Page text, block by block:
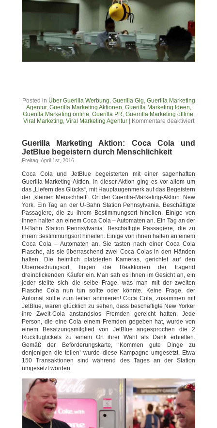
Posted in Über Guerilla Werbung, Guerilla Gig, Guerilla Marketing
Agentur, Guerilla Marketing Aktionen, Guerilla Marketing Ideen,
Guerilla Marketing online, Guerilla PR, Guerrilla Marketing offline,
Viral Marketing, Viral Marketing Agentur| Kommentare deaktiviert
Guerilla Marketing Aktion: Coca Cola und
JetBlue begeistern durch Menschlichkeit
Freitag, April 1st, 2016
Coca Cola und JetBlue begeisterten mit einer sagenhaften
Guerilla-Marketing-Aktion. In dieser Aktion ging es vor allem um
das „Liefern des Glücks“, mit Hauptaugenmerk auf das Begeistern
der „kleinen Menschheit”. Ort der Guerilla-Marketing-Aktion: New
York. Ein Tag an der U-Bahn Station Pennsylvania. Beschäftigte
Passagiere, die zu ihrem Bestimmungsort hineilen. Einige von
ihnen halten an einem Coca Cola – Automaten an. Ein Tag an der
U-Bahn Station Pennsylvania. Beschäftigte Passagiere, die zu
ihrem Bestimmungsort hineilen. Einige von ihnen halten an einem
Coca Cola – Automaten an. Sie tasten nach einer Coca Cola
Flasche, als sie überraschend zwei Coca Colas in den Händen
halten. Die heimlich platzierten Kameras, gerichtet auf den
Überraschungsort, fingen die Reaktionen der fragend
dreinblickenden Käufer ein. Man sah es ihnen im Gesicht an, ein
jeder stellte sich die selbe Frage, was man mit der zweiten
Flasche Cola nun tun sollte oder könnte. Keine Frage, der
Automat sollte zum teilen animieren! Coca Cola, zusammen mit
JetBlue, waren glücklich zu sehen, dass beschäftigte New Yorker
ihre Zweit-Cola anstandslos Fremden gereicht hatten. Jede
Person, die eine Cola einem Fremden gegeben hat, wurde von
einem Besatzungsmitglied von JetBlue angesprochen die 2
Rückflugtickets zu einem Ort ihrer Wahl als Dank erhielten.
Gemäß der Beförderungskarte, ‘Kommen gute Dinge zu
denjenigen die teilen’ wurde diese Kampagne umgesetzt. Etwa
150 Transaktionen sind während des Tages an der Station
umgesetzt worden.